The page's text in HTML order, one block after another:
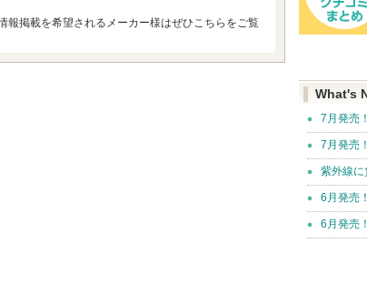
報掲載を希望されるメーカー様はぜひこちらをご覧
What's
7月発売
7月発売
紫外線に
6月発売
6月発売